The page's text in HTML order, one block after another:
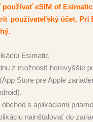
používať eSIM of
používateľský účet. Pri
Esimatic
z možností horevyššie
Store pre Apple
s aplikáciami
nainštalovať do